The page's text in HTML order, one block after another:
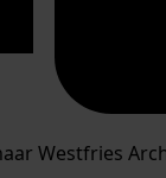
Westfries